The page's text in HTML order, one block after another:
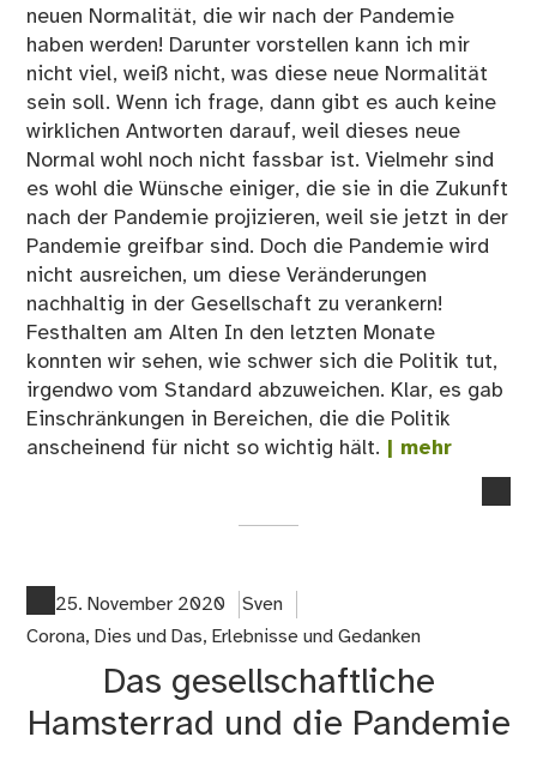
neuen Normalität, die wir nach der Pandemie
haben werden! Darunter vorstellen kann ich mir
nicht viel, weiß nicht, was diese neue Normalität
sein soll. Wenn ich frage, dann gibt es auch keine
wirklichen Antworten darauf, weil dieses neue
Normal wohl noch nicht fassbar ist. Vielmehr sind
es wohl die Wünsche einiger, die sie in die Zukunft
nach der Pandemie projizieren, weil sie jetzt in der
Pandemie greifbar sind. Doch die Pandemie wird
nicht ausreichen, um diese Veränderungen
nachhaltig in der Gesellschaft zu verankern!
Festhalten am Alten In den letzten Monate
konnten wir sehen, wie schwer sich die Politik tut,
irgendwo vom Standard abzuweichen. Klar, es gab
Einschränkungen in Bereichen, die die Politik
anscheinend für nicht so wichtig hält. | mehr
25. November 2020
Sven
Corona, Dies und Das, Erlebnisse und Gedanken
Das gesellschaftliche
Hamsterrad und die Pandemie